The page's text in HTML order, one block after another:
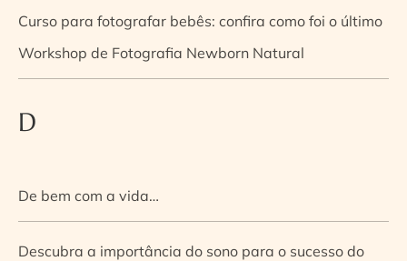
Curso para fotografar bebês: confira como foi o último
Workshop de Fotografia Newborn Natural
D
De bem com a vida…
Descubra a importância do sono para o sucesso do